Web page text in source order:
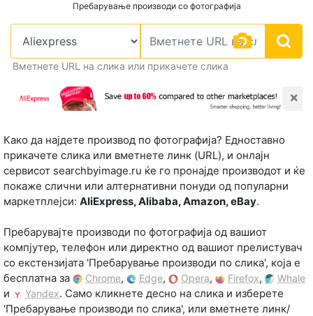
Пребарување производи со фотографија
Вметнете URL на слика или прикачете слика
×
Како да најдете производ по фотографија? Едноставно
прикачете слика или вметнете линк (URL), и онлајн
сервисот searchbyimage.ru ќе го пронајде производот и ќе
покаже слични или алтернативни понуди од популарни
маркетплејси: AliExpress, Alibaba, Amazon, eBay.
Пребарувајте производи по фотографија од вашиот
компјутер, телефон или директно од вашиот прелистувач
со екстензијата 'Пребарување производи по слика', која е
бесплатна за
Chrome, Edge, Opera, Firefox, Whale
и Yandex. Само кликнете десно на слика и изберете
'Пребарување производи по слика', или вметнете линк/